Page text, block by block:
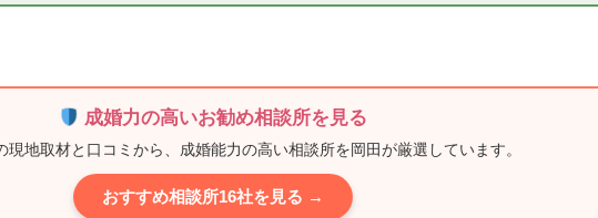
成婚力の高いお勧め相談所を見る
現地取材と口コミから、成婚能力の高い相談所を岡田が厳選しています。
おすすめ相談所16社を見る →